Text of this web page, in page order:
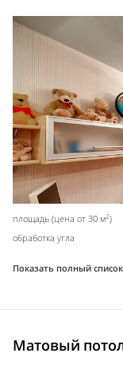
площадь (цена от 30 м2)
обработка угла
Показать полный список
Матовый